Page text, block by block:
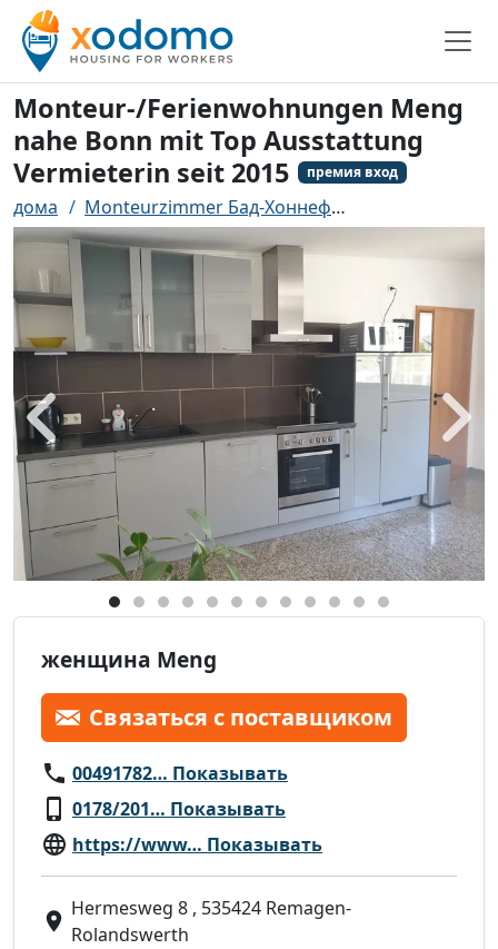
Monteur-/Ferienwohnungen Meng
nahe Bonn mit Top Ausstattung
Vermieterin seit 2015
премия вход
дома Monteurzimmer Бад-Хоннеф
назад
женщина Meng
Связаться с поставщиком
00491782… Показывать
0178/201… Показывать
https://www… Показывать
Hermesweg 8 , 535424 Remagen-
Rolandswerth